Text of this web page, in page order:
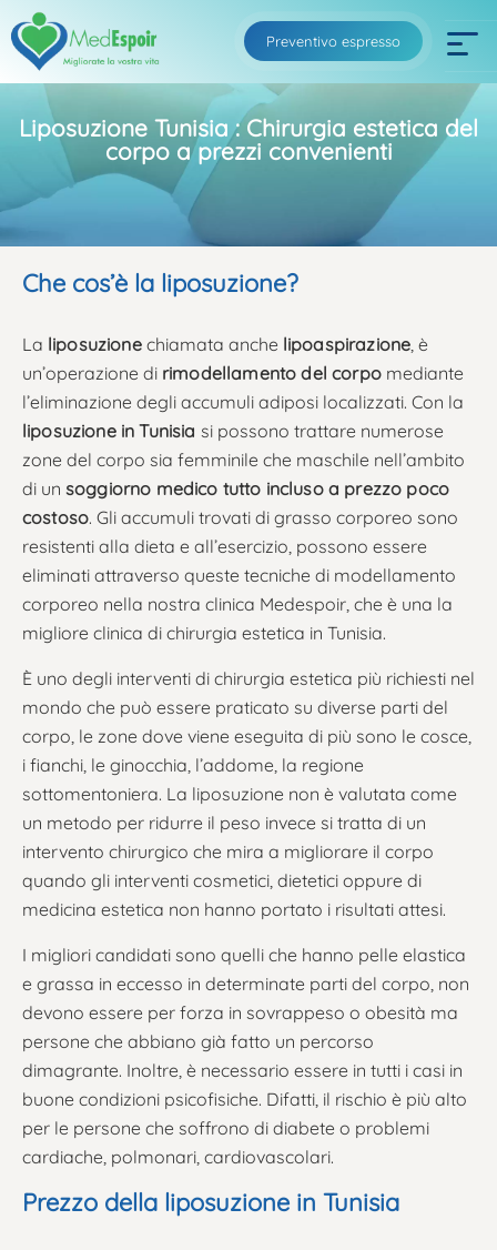
Preventivo espresso
Liposuzione Tunisia : Chirurgia estetica del
corpo a prezzi convenienti
Che cos’è la liposuzione?
La liposuzionechiamata anche lipoaspirazione , è
un’operazione di rimodellamento del corpomediante
l’eliminazione degli accumuli adiposi localizzati. Con la
liposuzione in Tunisia si possono trattare numerose
zone del corpo sia femminile che maschile nell’ambito
di un soggiorno medico tutto incluso a prezzo poco
costoso. Gli accumuli trovati di grasso corporeo sono
resistenti alla dieta e all’esercizio, possono essere
eliminati attraverso queste tecniche di modellamento
corporeo nella nostra clinica Medespoir, che è una la
migliore clinica di chirurgia estetica in Tunisia.
È uno degli interventi di chirurgia estetica più richiesti nel
mondo che può essere praticato su diverse parti del
corpo, le zone dove viene eseguita di più sono le cosce,
i fianchi, le ginocchia, l’addome, la regione
sottomentoniera. La liposuzione non è valutata come
un metodo per ridurre il peso invece si tratta di un
intervento chirurgico che mira a migliorare il corpo
quando gli interventi cosmetici, dietetici oppure di
medicina estetica non hanno portato i risultati attesi.
I migliori candidati sono quelli che hanno pelle elastica
e grassa in eccesso in determinate parti del corpo, non
devono essere per forza in sovrappeso o obesità ma
persone che abbiano già fatto un percorso
dimagrante. Inoltre, è necessario essere in tutti i casi in
buone condizioni psicofisiche. Difatti, il rischio è più alto
per le persone che soffrono di diabete o problemi
cardiache, polmonari, cardiovascolari.
Prezzo della liposuzione in Tunisia